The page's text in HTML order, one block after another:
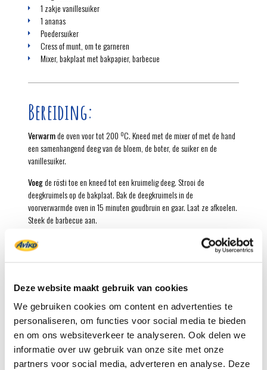
Deze website maakt gebruik van cookies
We gebruiken cookies om content en advertenties te
personaliseren, om functies voor social media te bieden
en om ons websiteverkeer te analyseren. Ook delen we
informatie over uw gebruik van onze site met onze
partners voor social media, adverteren en analyse. Deze
1 zakje vanillesuiker
1 ananas
Poedersuiker
Cress of munt, om te garneren
Mixer, bakplaat met bakpapier, barbecue
Bereiding:
Verwarmde oven voor tot 200 ºC. Kneed met de mixer of met de hand
een samenhangend deeg van de bloem, de boter, de suiker en de
vanillesuiker.
Voegde rösti toe en kneed tot een kruimelig deeg. Strooi de
deegkruimels op de bakplaat. Bak de deegkruimels in de
voorverwarmde oven in 15 minuten goudbruin en gaar. Laat ze afkoelen.
Steek de barbecue aan.
Snijd
de ananas met kroon en al in de lengte doormidden en vervolgens
in 2-3 parten. Verwijder de harde kern.
zijkanten goudbruin.
Legde warme ananas op 6-8 borden of een schaal. Bestrooi met de
vanillekruimels en een beetje poedersuiker. Garneermet cress of
blaadjes munt.
Rösti geeft de krokante vanillekruimels een extra volle smaak. Lekker